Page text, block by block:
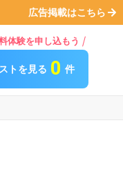
広告掲載はこちら
体験を申し込もう
トを見る 0 件